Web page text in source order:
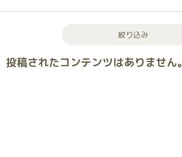
絞り込み
投稿されたコンテンツはありません。